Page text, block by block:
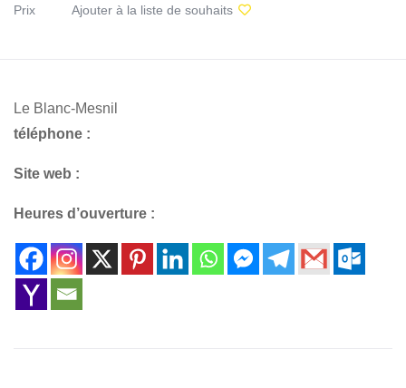
Prix Ajouter à la liste de souhaits
Le Blanc-Mesnil
téléphone :
Site web :
Heures d’ouverture :